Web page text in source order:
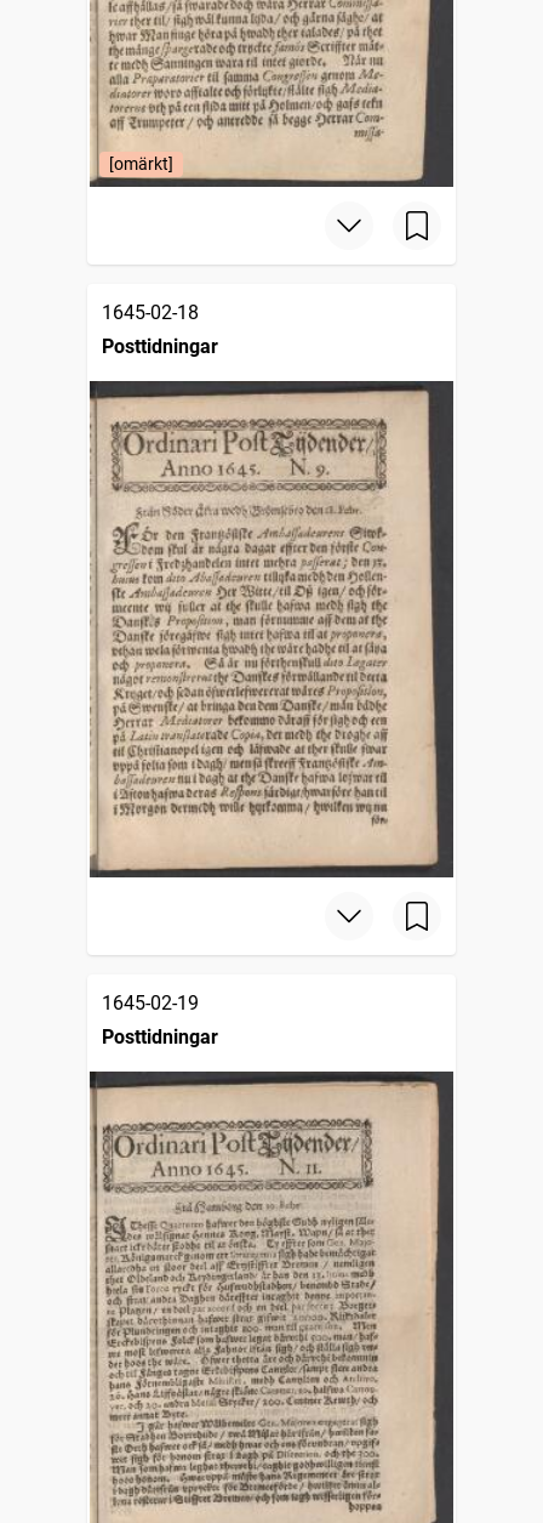
[omärkt]
1645-02-18
Posttidningar
1645-02-19
Posttidningar